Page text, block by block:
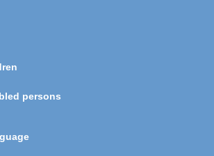
persons